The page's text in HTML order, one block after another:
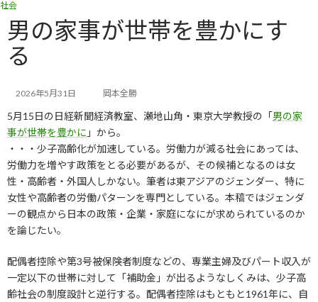
コ
テ
ッ
プ
ナ
ゲ
移
動
社会
男の家事が世帯を豊かにす
る
2026年5月31日 岡本全勝
5月15日の日経新聞経済教室、瀬地山角・東京大学教授の「男の家
事が世帯を豊かに 」から。
・・・少子高齢化が加速している。労働力が減る社会にあっては、
労働力を増やす政策をとる必要があるが、その候補となるのは女
性・高齢者・外国人しかない。筆者は東アジアのジェンダー、特に
女性や高齢者の労働パターンを専門としている。本稿ではジェンダ
ーの観点から日本の政策・企業・家庭になにが求められているのか
を論じたい。
配偶者控除や第3号被保険者制度などの、専業主婦及びパート収入が
一定以下の世帯に対して「補助金」が出るようなしくみは、少子高
齢社会の制度設計と逆行する。配偶者控除はもともと1961年に、自